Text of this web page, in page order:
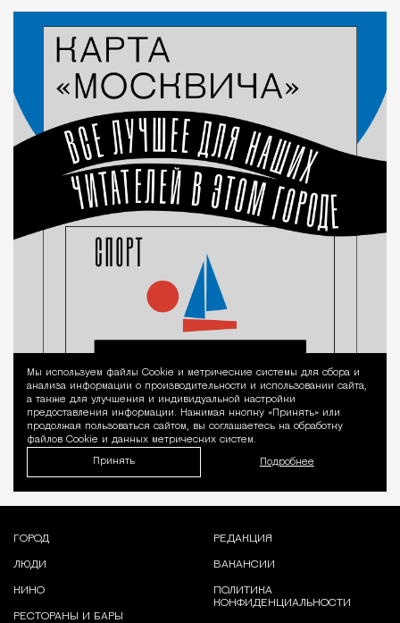
Уведомление
Мы используем файлы Сookie и метрические системы для сбора и
анализа информации о производительности и использовании сайта,
а также для улучшения и индивидуальной настройки
предоставления информации. Нажимая кнопку «Принять» или
продолжая пользоваться сайтом, вы соглашаетесь на обработку
файлов Cookie и данных метрических систем.
Принять Подробнее
ГОРОД
ЛЮДИ
КИНО
РЕСТОРАНЫ И БАРЫ
РЕДАКЦИЯ
ВАКАНСИИ
ПОЛИТИКА
КОНФИДЕНЦИАЛЬНОСТИ